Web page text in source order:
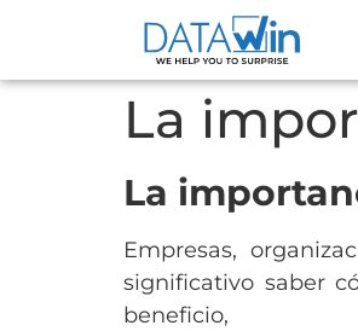
La
La
Empresas,
significativo saber
beneficio,